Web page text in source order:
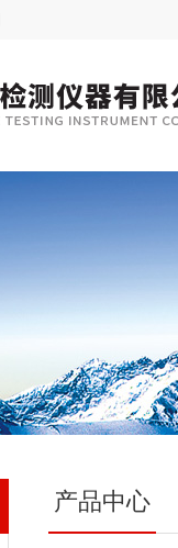
产品中心